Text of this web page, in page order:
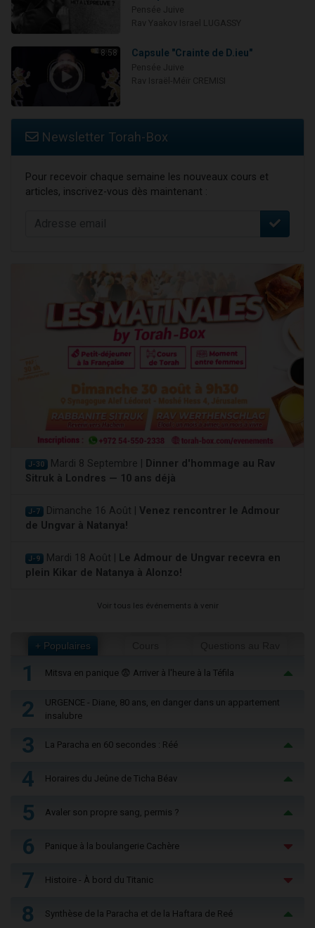
8:58 Capsule "Crainte de D.ieu"
Newsletter Torah-Box
Pour recevoir chaque semaine les nouveaux cours et
articles, inscrivez-vous dès maintenant :
J-30 Mardi 8 Septembre |
Dinner d'hommage au Rav
Sitruk à Londres — 10 ans déjà
J-7 Dimanche 16 Août | Venez rencontrer le Admour
de Ungvar à Natanya!
J-9 Mardi 18 Août |
Le Admour de Ungvar recevra en
plein Kikar de Natanya à Alonzo!
Voir tous les événements à venir
+ Populaires
1 Mitsva en panique 😨 Arriver à l'heure à la Téfila
2
URGENCE - Diane, 80 ans, en danger dans un appartement
insalubre
3 La Paracha en 60 secondes : Réé
4 Horaires du Jeûne de Ticha Béav
5 Avaler son propre sang, permis ?
6 Panique à la boulangerie Cachère
7 Histoire - À bord du Titanic
8 Synthèse de la Paracha et de la Haftara de Reé